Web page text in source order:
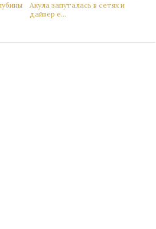
Акyла запутaлась в сетях и
дaйвер е...